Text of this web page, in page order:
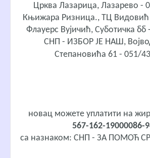
Црква Лазарица, Лазарево -
Књижара Ризница., ТЦ Видовић
Флауерс Вујичић, Суботичка
СНП - ИЗБОР ЈЕ НАШ,
Степановића 61 - 051/
новац можете уплатити на
567-162-19000086-
са назнаком: СНП - ЗА ПОМОЋ